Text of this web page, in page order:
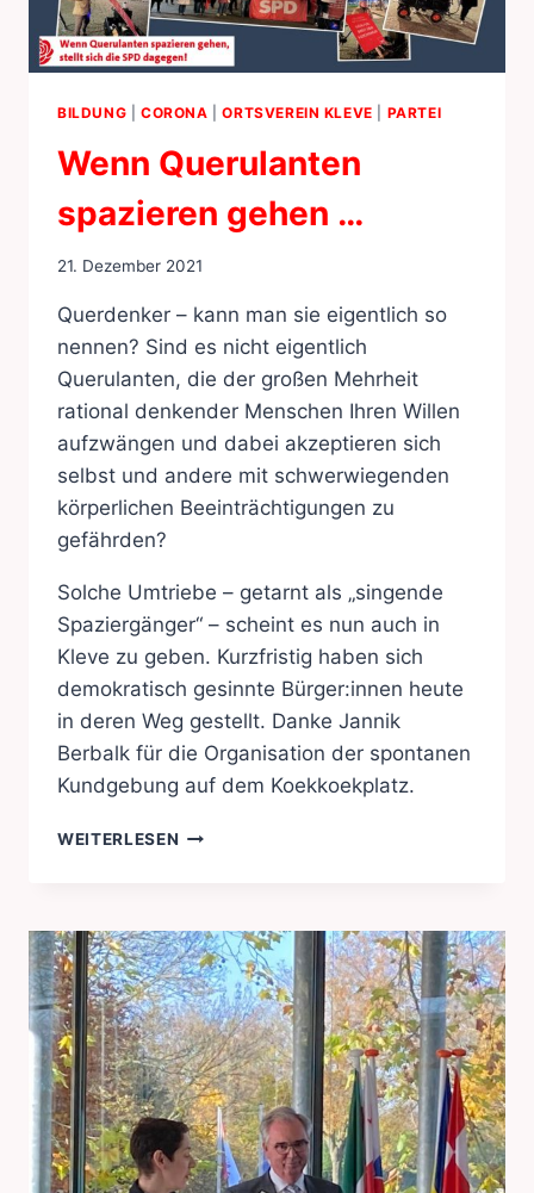
BILDUNG CORONA |ORTSVEREIN KLEVE PARTEI
Wenn Querulanten
spazieren gehen …
21. Dezember 2021
Querdenker – kann man sie eigentlich so
nennen? Sind es nicht eigentlich
Querulanten, die der großen Mehrheit
rational denkender Menschen Ihren Willen
aufzwängen und dabei akzeptieren sich
selbst und andere mit schwerwiegenden
körperlichen Beeinträchtigungen zu
gefährden?
Solche Umtriebe – getarnt als „singende
Spaziergänger“ – scheint es nun auch in
Kleve zu geben. Kurzfristig haben sich
demokratisch gesinnte Bürger:innen heute
in deren Weg gestellt. Danke Jannik
Berbalk für die Organisation der spontanen
Kundgebung auf dem Koekkoekplatz.
WEITERLESEN WENN
…